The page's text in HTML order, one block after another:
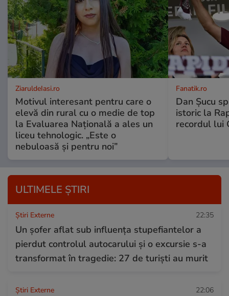
ZiaruldeIasi.ro
Motivul interesant pentru care o
elevă din rural cu o medie de top
la Evaluarea Națională a ales un
liceu tehnologic. „Este o
nebuloasă și pentru noi”
Fanatik.ro
Dan Șucu
istoric la
recordul lui
ULTIMELE ȘTIRI
Știri Externe 22:35
Un șofer aflat sub influența stupefiantelor a
pierdut controlul autocarului și o excursie s-a
transformat în tragedie: 27 de turiști au murit
Știri Externe 22:06